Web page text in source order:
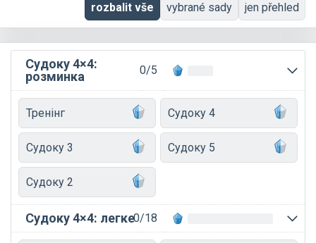
rozbalit vše vybrané sady jen přehled
Судоку 4×4:
розминка
0/5
Тренінг Судоку 4
Судоку 3 Судоку 5
Судоку 2
Судоку 4×4: легке0/18